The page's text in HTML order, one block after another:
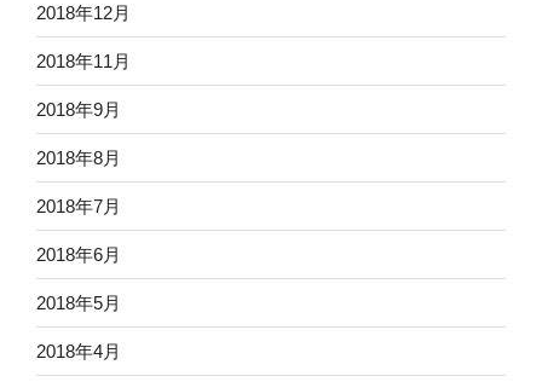
2018年12月
2018年11月
2018年9月
2018年8月
2018年7月
2018年6月
2018年5月
2018年4月